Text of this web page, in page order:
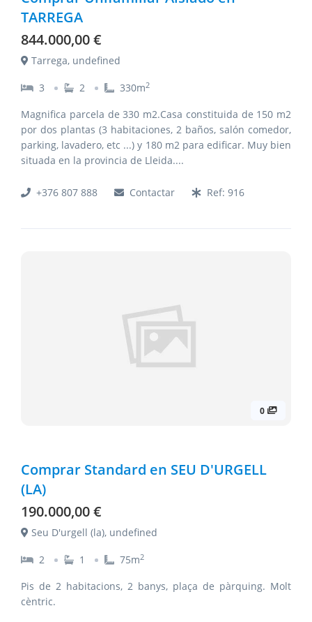
TARREGA
844.000,00 €
Tarrega, undefined
3 2 330m2
Magnifica parcela de 330 m2.Casa constituida de 150 m2
por dos plantas (3 habitaciones, 2 baños, salón comedor,
parking, lavadero, etc ...) y 180 m2 para edificar. Muy bien
situada en la provincia de Lleida....
+376 807 888 Contactar Ref: 916
0
Comprar Standard en SEU D'URGELL
(LA)
190.000,00 €
Seu D'urgell (la), undefined
2 1 75m2
Pis de 2 habitacions, 2 banys, plaça de pàrquing. Molt
cèntric.